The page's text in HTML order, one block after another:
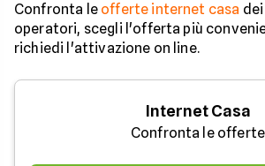
Confronta le offerte internet casa
operatori, scegli l'offerta più
richiedi l'attivazione on line.
Internet Casa
Confronta le offerte